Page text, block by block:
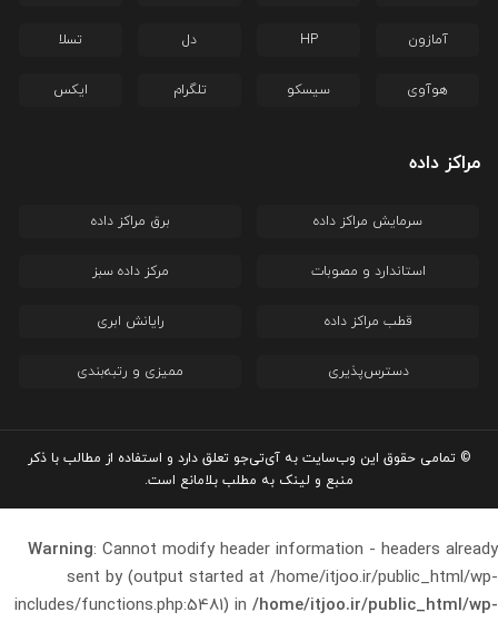
آمازون HP دل تسلا
هوآوی سیسکو تلگرام ایکس
مراکز داده
سرمایش مراکز داده برق مراکز داده
استاندارد و مصوبات مرکز داده سبز
قطب مراکز داده رایانش ابری
دسترس‌پذیری ممیزی و رتبه‌بندی
© تمامی حقوق این وب‌سایت به آی‌تی‌جو تعلق دارد و استفاده از مطالب با ذکر
منبع و لینک به مطلب بلامانع است.
Warning: Cannot modify header information - headers already
sent by (output started at /home/itjoo.ir/public_html/wp-
includes/functions.php:5481) in /home/itjoo.ir/public_html/wp-